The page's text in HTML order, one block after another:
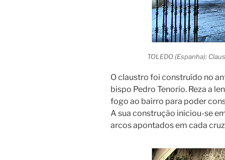
TOLEDO (Espanha):
O claustro foi construído no
bispo Pedro Tenorio. Reza a
fogo ao bairro para poder
A sua construção iniciou-se
arcos apontados em cada